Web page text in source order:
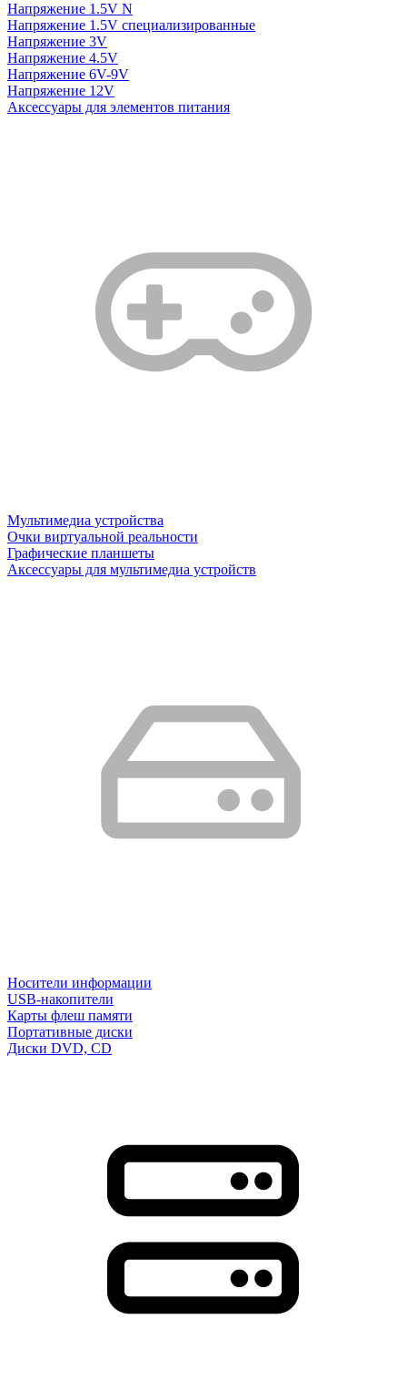
Напряжение 1.5V N
Напряжение 1.5V специализированные
Напряжение 3V
Напряжение 4.5V
Напряжение 6V-9V
Напряжение 12V
Аксессуары для элементов питания
Мультимедиа устройства
Очки виртуальной реальности
Графические планшеты
Аксессуары для мультимедиа устройств
Носители информации
USB-накопители
Карты флеш памяти
Портативные диски
Диски DVD, CD